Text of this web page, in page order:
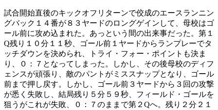
試合開始直後のキックオフリターンで佼成のエースランニン
グバック１４番が８３ヤードのロングゲインして、母校はゴ
ール前に攻め込まれた。あっという間の出来事だった。第１
Q残り１０分１１秒、ゴール前１ヤードからランプレーでタ
ッチダウンを決められ、トライ・フォー・ポイントも決ま
り、０：７となってしまった。しかし、その後母校のディフ
ェンスが頑張り、敵のパントがミススナップとなり、ゴール
前まで押し戻す。しかし、ゴール前３ヤードから３回の攻撃
が悉く失敗し、結局残り５分５９秒、フィールド・ゴールを
狙うがこれが失敗、０：７のままで第２Qへ。残り２分２１